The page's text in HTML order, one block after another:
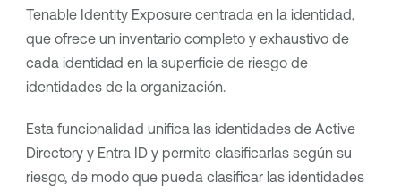
Tenable Identity Exposure centrada en la identidad,
que ofrece un inventario completo y exhaustivo de
cada identidad en la superficie de riesgo de
identidades de la organización.
Esta funcionalidad unifica las identidades de Active
Directory y Entra ID y permite clasificarlas según su
riesgo, de modo que pueda clasificar las identidades